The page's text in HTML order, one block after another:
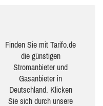
Finden Sie mit Tarifo.de
die güns­ti­gen
Stromanbieter und
Gasanbieter in
Deutschland. Klicken
Sie sich durch unsere